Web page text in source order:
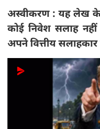
अस्वीकरण : यह लेख
कोई निवेश सलाह
अपने वित्तीय